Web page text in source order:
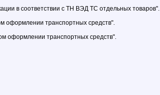
в соответствии с ТН ВЭД ТС отдельных товаров".
оформлении транспортных средств".
оформлении транспортных средств".